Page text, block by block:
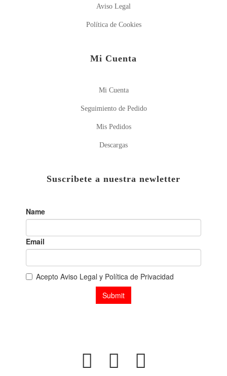
Aviso Legal
Política de Cookies
Mi Cuenta
Mi Cuenta
Seguimiento de Pedido
Mis Pedidos
Descargas
Suscribete a nuestra newletter